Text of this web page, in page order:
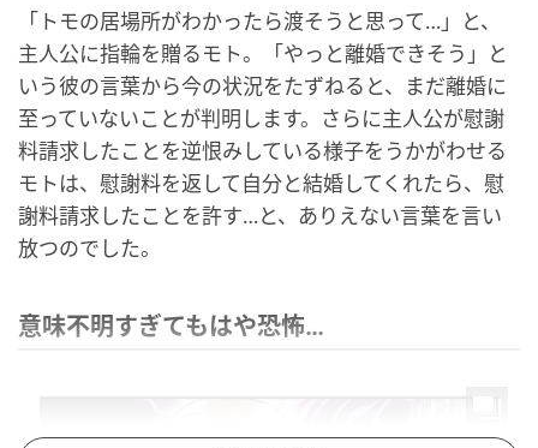
「トモの居場所がわかったら渡そうと思って…」と、
主人公に指輪を贈るモト。「やっと離婚できそう」と
いう彼の言葉から今の状況をたずねると、まだ離婚に
至っていないことが判明します。さらに主人公が慰謝
料請求したことを逆恨みしている様子をうかがわせる
モトは、慰謝料を返して自分と結婚してくれたら、慰
謝料請求したことを許す…と、ありえない言葉を言い
放つのでした。
意味不明すぎてもはや恐怖…